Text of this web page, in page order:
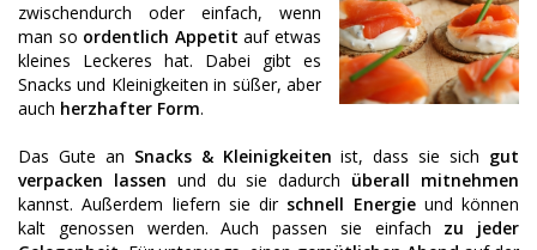
zwischendurch oder einfach, wenn
man so ordentlich Appetit auf etwas
kleines Leckeres hat. Dabei gibt es
Snacks und Kleinigkeiten in süßer, aber
auch herzhafter Form.
Das Gute an Snacks & Kleinigkeiten ist, dass sie sich gut
verpacken lassen und du sie dadurch überall mitnehmen
kannst. Außerdem liefern sie dir schnell Energieund können
kalt genossen werden. Auch passen sie einfach zu jeder